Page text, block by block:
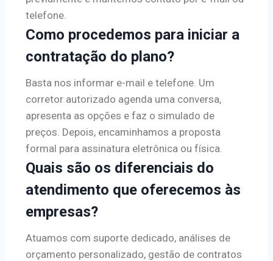
telefone.
Como procedemos para iniciar a
contratação do plano?
Basta nos informar e-mail e telefone. Um
corretor autorizado agenda uma conversa,
apresenta as opções e faz o simulado de
preços. Depois, encaminhamos a proposta
formal para assinatura eletrônica ou física.
Quais são os diferenciais do
atendimento que oferecemos às
empresas?
Atuamos com suporte dedicado, análises de
orçamento personalizado, gestão de contratos